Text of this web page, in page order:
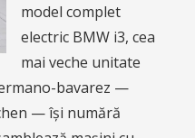
model complet
electric BMW i3, cea
mai veche unitate
bavarez —
— își numără